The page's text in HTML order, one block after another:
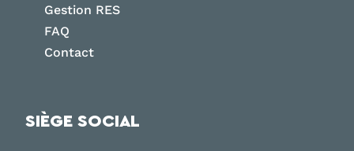
Gestion RES
FAQ
Contact
SIÈGE SOCIAL